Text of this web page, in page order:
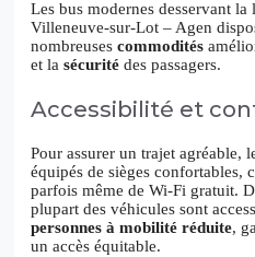
Les bus modernes desservant la
Villeneuve-sur-Lot – Agen
nombreuses commodités
et la sécurité des passagers.
Accessibilité et
Pour assurer un trajet agréable,
équipés de sièges confortables,
parfois même de Wi-Fi gratuit.
plupart des véhicules sont
personnes à mobilité réduite,
un accès équitable.